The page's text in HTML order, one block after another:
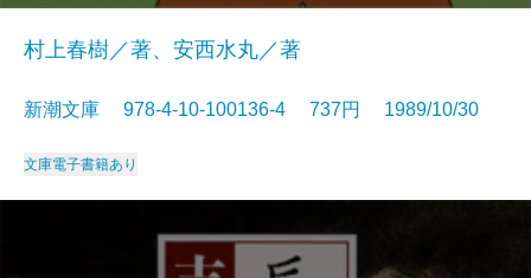
村上春樹／著、安西水丸／著
新潮文庫 978-4-10-100136-4 737円 1989/10/30
文庫電子書籍あり